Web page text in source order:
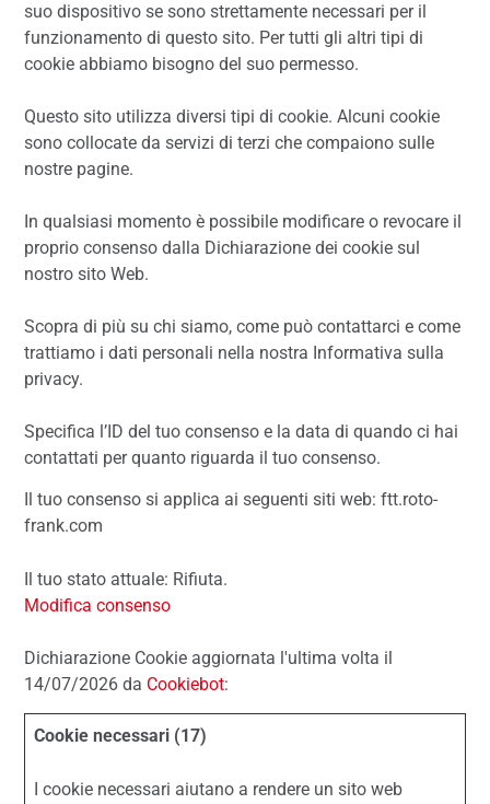
suo dispositivo se sono strettamente necessari per il
funzionamento di questo sito. Per tutti gli altri tipi di
cookie abbiamo bisogno del suo permesso.
Questo sito utilizza diversi tipi di cookie. Alcuni cookie
sono collocate da servizi di terzi che compaiono sulle
nostre pagine.
In qualsiasi momento è possibile modificare o revocare il
proprio consenso dalla Dichiarazione dei cookie sul
nostro sito Web.
Scopra di più su chi siamo, come può contattarci e come
trattiamo i dati personali nella nostra Informativa sulla
privacy.
Specifica l’ID del tuo consenso e la data di quando ci hai
contattati per quanto riguarda il tuo consenso.
Il tuo consenso si applica ai seguenti siti web: ftt.roto-
frank.com
Il tuo stato attuale: Rifiuta.
Modifica consenso
Dichiarazione Cookie aggiornata l'ultima volta il
14/07/2026 da Cookiebot:
Cookie necessari (17)
I cookie necessari aiutano a rendere un sito web